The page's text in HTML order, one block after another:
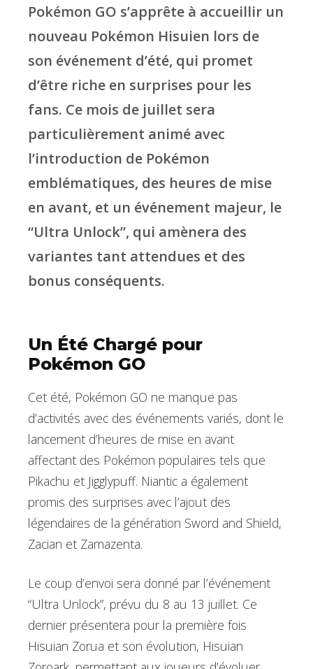
Pokémon GO s’apprête à accueillir un
nouveau Pokémon Hisuien lors de
son événement d’été, qui promet
d’être riche en surprises pour les
fans. Ce mois de juillet sera
particulièrement animé avec
l’introduction de Pokémon
emblématiques, des heures de mise
en avant, et un événement majeur, le
“Ultra Unlock”, qui amènera des
variantes tant attendues et des
bonus conséquents.
Un Été Chargé pour
Pokémon GO
Cet été, Pokémon GO ne manque pas
d’activités avec des événements variés, dont le
lancement d’heures de mise en avant
affectant des Pokémon populaires tels que
Pikachu et Jigglypuff. Niantic a également
promis des surprises avec l’ajout des
légendaires de la génération Sword and Shield,
Zacian et Zamazenta.
Le coup d’envoi sera donné par l’événement
“Ultra Unlock”, prévu du 8 au 13 juillet. Ce
dernier présentera pour la première fois
Hisuian Zorua et son évolution, Hisuian